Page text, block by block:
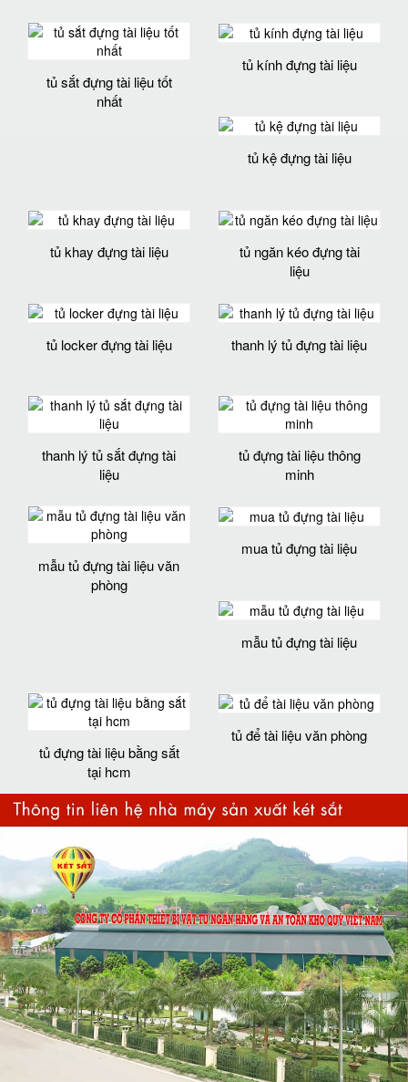
tủ sắt đựng tài liệu tốt
nhất
tủ kính đựng tài liệu
tủ kệ đựng tài liệu
tủ khay đựng tài liệu
tủ ngăn kéo đựng tài
liệu
tủ locker đựng tài liệu thanh lý tủ đựng tài liệu
thanh lý tủ sắt đựng tài
liệu
tủ đựng tài liệu thông
minh
mẫu tủ đựng tài liệu văn
phòng
mua tủ đựng tài liệu
mẫu tủ đựng tài liệu
tủ đựng tài liệu bằng sắt
tại hcm
tủ để tài liệu văn phòng